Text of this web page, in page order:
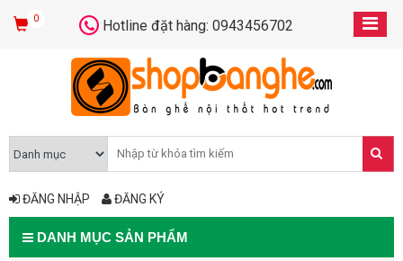
0 Hotline đặt hàng: 0943456702
ĐĂNG NHẬP ĐĂNG KÝ
DANH MỤC SẢN PHẨM